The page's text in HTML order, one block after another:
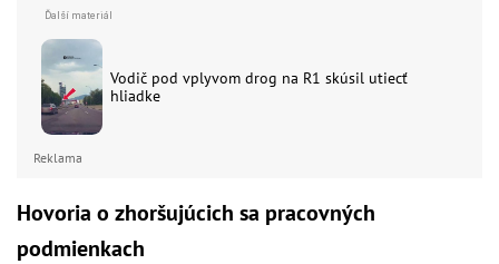
Vodič pod vplyvom drog na R1 skúsil utiecť
hliadke
Reklama
Hovoria o zhoršujúcich sa pracovných
podmienkach